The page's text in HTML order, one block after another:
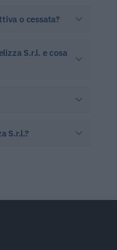
o cessata?
S.r.l. e cosa
S.r.l.?